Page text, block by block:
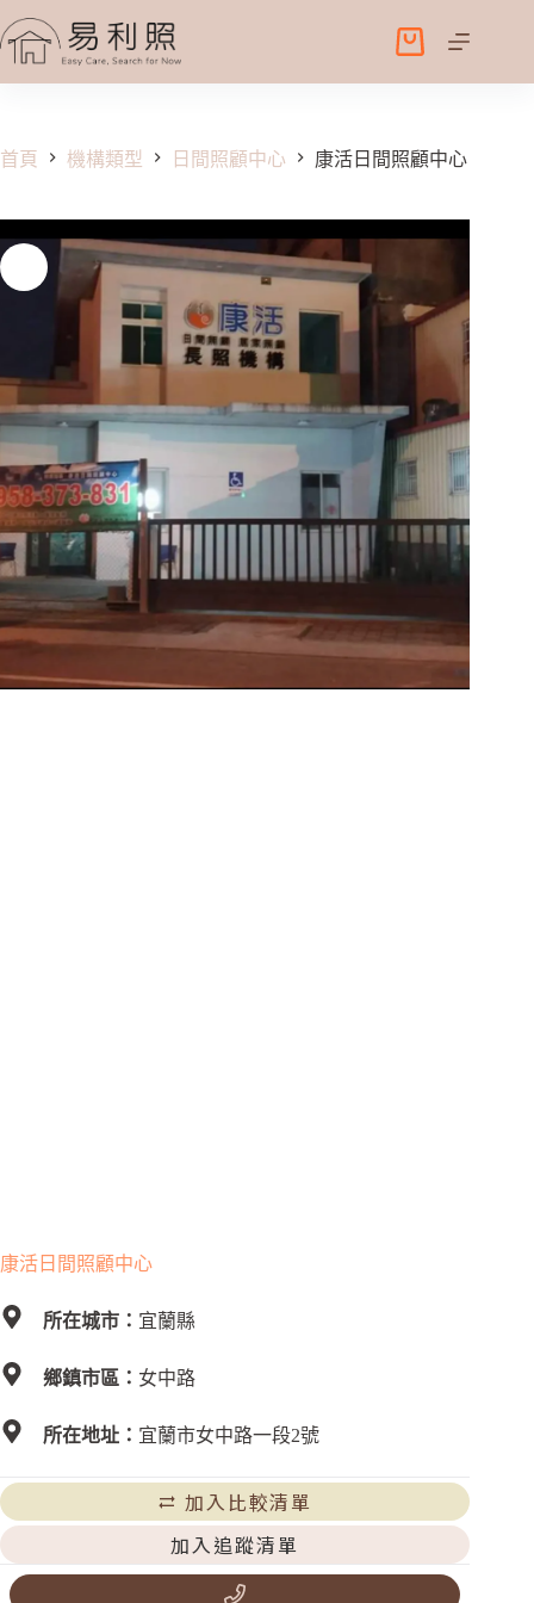
至
容
購
物
首頁 機構類型 日間照顧中心 康活日間照顧中心
康活日間照顧中心
所在城市： 宜蘭縣
鄉鎮市區： 女中路
所在地址： 宜蘭市女中路一段2號
加入比較清單
加入追蹤清單